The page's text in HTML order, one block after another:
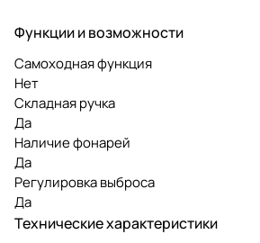
Функции и возможности
Самоходная функция
Нет
Складная ручка
Да
Наличие фонарей
Да
Регулировка выброса
Да
Технические характеристики